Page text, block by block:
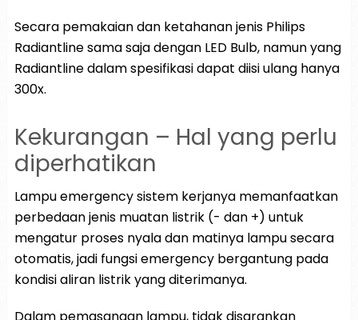
Secara pemakaian dan ketahanan jenis Philips
Radiantline sama saja dengan LED Bulb, namun yang
Radiantline dalam spesifikasi dapat diisi ulang hanya
300x.
Kekurangan – Hal yang perlu
diperhatikan
Lampu emergency sistem kerjanya memanfaatkan
perbedaan jenis muatan listrik (- dan +) untuk
mengatur proses nyala dan matinya lampu secara
otomatis, jadi fungsi emergency bergantung pada
kondisi aliran listrik yang diterimanya.
Dalam pemasangan lampu, tidak disarankan